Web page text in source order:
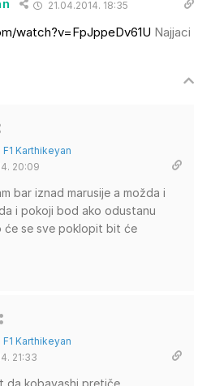
21.04.2014. 18:35
watch?v=FpJppeDv61U Najjaci
F1 Karthikeyan
20:09
bar iznad marusije a možda i
i pokoji bod ako odustanu
će se sve poklopit bit će
F1 Karthikeyan
21:33
da kobayashi pretiče